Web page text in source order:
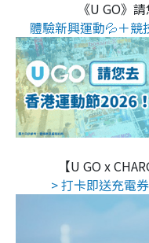
《U GO》
體驗新興運動💦＋競
【U GO x
> 打卡即送充電